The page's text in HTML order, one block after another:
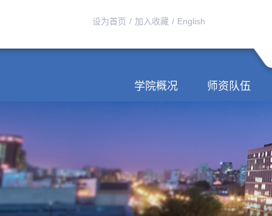
设为首页 / 加入收藏 / English
学院概况 师资队伍